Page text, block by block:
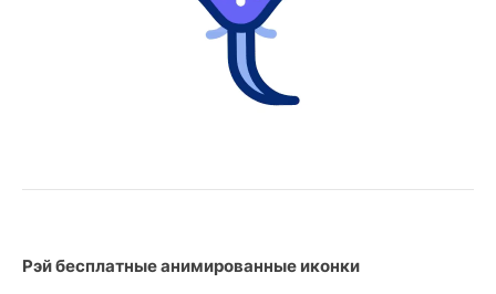
Рэй бесплатные анимированные иконки